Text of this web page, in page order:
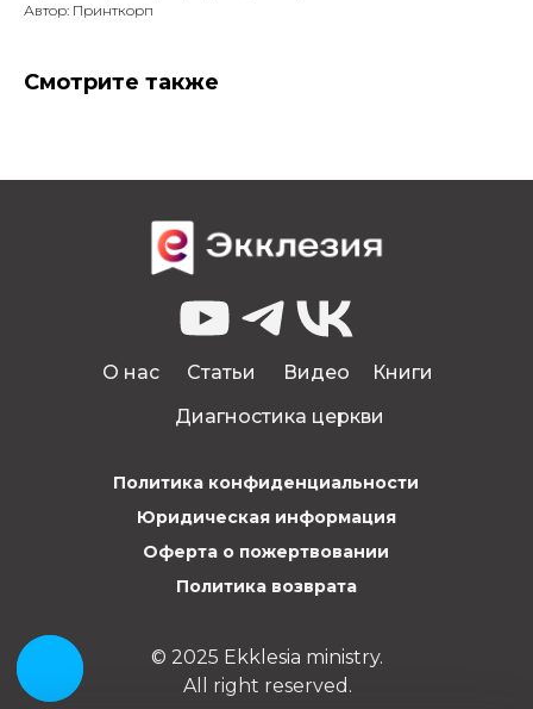
Автор: Принткорп
Смотрите также
© 2025 Ekklesia ministry.
All right reserved.
О нас Статьи Видео
Книги
Диагностика церкви
Политика конфиденциальности
Юридическая информация
Оферта о пожертвовании
Политика возврата